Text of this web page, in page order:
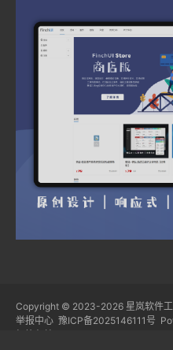
Copyright © 2023-2026 星岚软件
举报中心 豫ICP备2025146111号